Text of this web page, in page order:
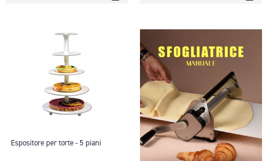
Espositore per torte - 5 piani